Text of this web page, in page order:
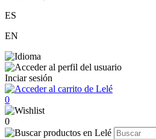
ES
EN
Inciar sesión
0
0